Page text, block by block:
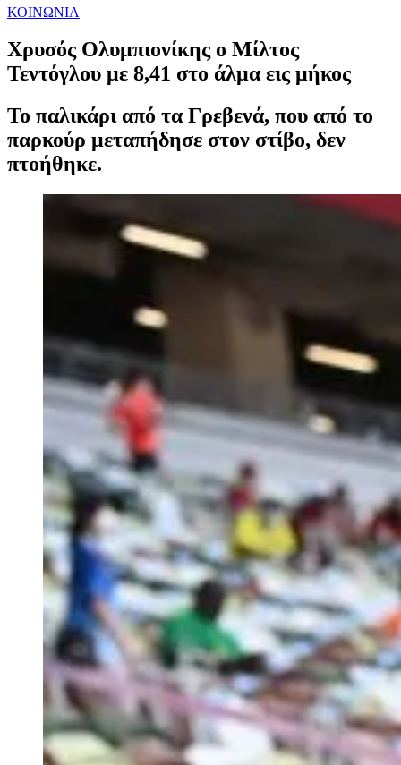
ΚΟΙΝΩΝΙΑ
Χρυσός Ολυμπιονίκης ο Μίλτος
Τεντόγλου με 8,41 στο άλμα εις μήκος
Το παλικάρι από τα Γρεβενά, που από το
παρκούρ μεταπήδησε στον στίβο, δεν
πτοήθηκε.